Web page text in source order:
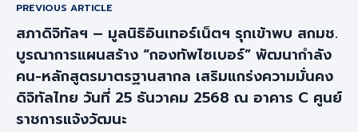
PREVIOUS ARTICLE
สภาดิจิทัลฯ – มูลนิธิอินเทอร์เน็ตฯ รุกเข้าพบ สกมช.
บูรณาการแผนสร้าง “กองทัพไซเบอร์” พัฒนากำลัง
คน-หลักสูตรมาตรฐานสากล เสริมแกร่งความมั่นคง
ดิจิทัลไทย วันที่ 25 ธันวาคม 2568 ณ อาคาร C ศูนย์
ราชการแจ้งวัฒนะ